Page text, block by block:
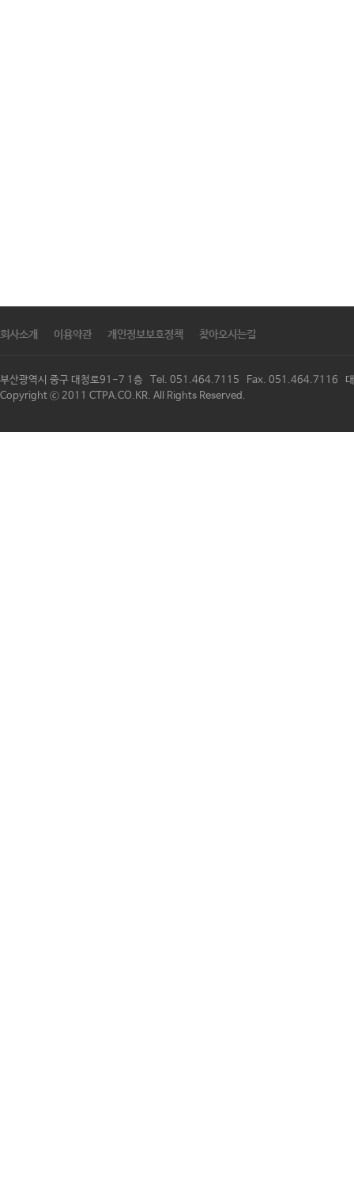
회사소개 이용약관 개인정보보호정책 찾아오시는길
부산광역시 중구 대청로91-7 1층 Tel. 051.464.7115 Fax. 051.464.7116
Copyright ⓒ 2011 CTPA.CO.KR. All Rights Reserved.